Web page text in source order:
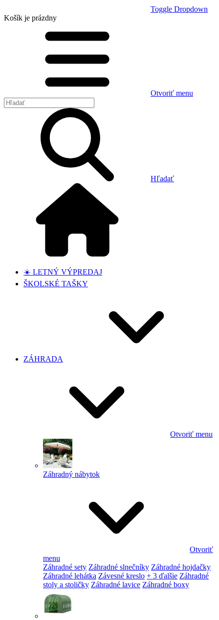
Toggle Dropdown
Košík je prázdny
Otvoriť menu
Hľadať
☀️ LETNÝ VÝPREDAJ
ŠKOLSKÉ TAŠKY
ZÁHRADA
Otvoriť menu
Záhradný nábytok
Otvoriť
menu
Záhradné sety Záhradné slnečníky Záhradné hojdačky
Záhradné lehátka Závesné kreslo + 3 ďalšie Záhradné
stoly a stoličky Záhradné lavice Záhradné boxy